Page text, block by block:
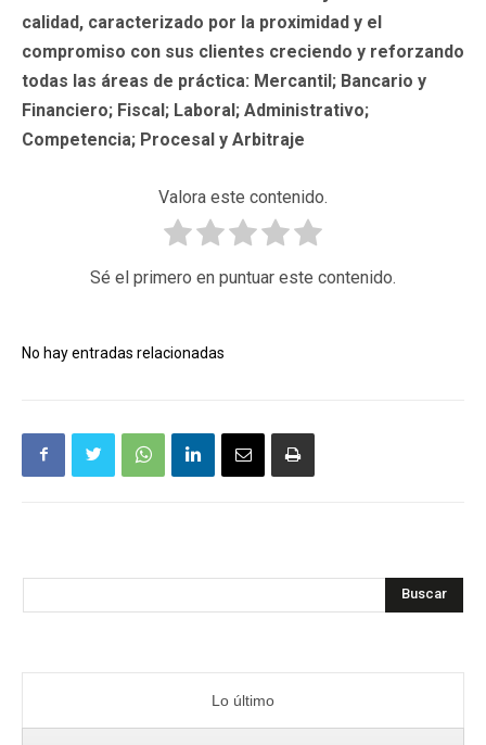
calidad, caracterizado por la proximidad y el
compromiso con sus clientes creciendo y reforzando
todas las áreas de práctica: Mercantil; Bancario y
Financiero; Fiscal; Laboral; Administrativo;
Competencia; Procesal y Arbitraje
Valora este contenido.
Sé el primero en puntuar este contenido.
No hay entradas relacionadas
Buscar
Lo último